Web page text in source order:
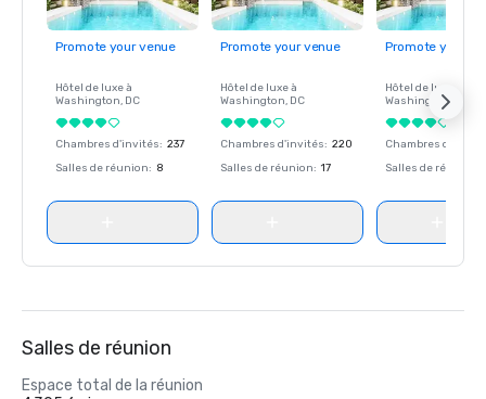
Promote your venue
Hôtel de luxe à
Washington, DC
Chambres d'invités: 237
Salles de réunion: 8
Promote your venue
Hôtel de luxe à
Washington, DC
Chambres d'invités: 220
Salles de réunion: 17
Promote your
Hôtel de luxe à
Washington
Chambres
Salles de réunion
Salles de réunion
Espace total de la réunion